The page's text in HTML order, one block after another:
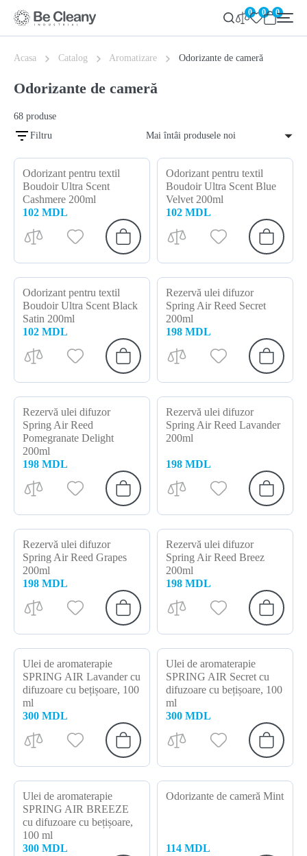
0 0 0
Acasa Catalog Aromatizare Odorizante de cameră
Odorizante de cameră
68 produse
Filtru
Mai întâi produsele noi
Odorizant pentru textil
Boudoir Ultra Scent
Cashmere 200ml
102 MDL
Odorizant pentru textil
Boudoir Ultra Scent Blue
Velvet 200ml
102 MDL
Odorizant pentru textil
Boudoir Ultra Scent Black
Satin 200ml
102 MDL
Rezervă ulei difuzor
Spring Air Reed Secret
200ml
198 MDL
Rezervă ulei difuzor
Spring Air Reed
Pomegranate Delight
200ml
198 MDL
Rezervă ulei difuzor
Spring Air Reed Lavander
200ml
198 MDL
Rezervă ulei difuzor
Spring Air Reed Grapes
200ml
198 MDL
Rezervă ulei difuzor
Spring Air Reed Breez
200ml
198 MDL
Ulei de aromaterapie
SPRING AIR Lavander cu
difuzoare cu bețișoare, 100
ml
300 MDL
Ulei de aromaterapie
SPRING AIR Secret cu
difuzoare cu bețișoare, 100
ml
300 MDL
Ulei de aromaterapie
SPRING AIR BREEZE
cu difuzoare cu bețișoare,
100 ml
300 MDL
Odorizante de cameră Mint
114 MDL